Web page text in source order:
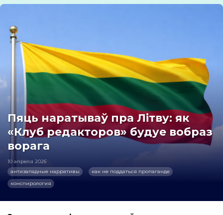
Пяць наратываў пра Літву: як
«Клуб редакторов» будуе вобраз
ворага
10 апреля 2026
антизападные нарративы
как не поддаться пропаганде
конспирология